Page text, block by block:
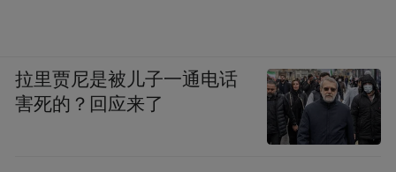
拉里贾尼是被儿子一通电话
害死的？回应来了